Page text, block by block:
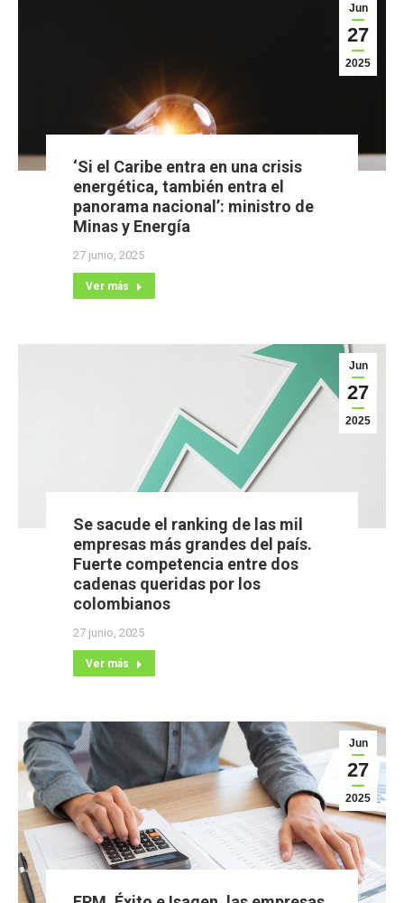
Jun
27
2025
‘Si el Caribe entra en una crisis
energética, también entra el
panorama nacional’: ministro de
Minas y Energía
27 junio, 2025
Ver más
Jun
27
2025
Se sacude el ranking de las mil
empresas más grandes del país.
Fuerte competencia entre dos
cadenas queridas por los
colombianos
27 junio, 2025
Ver más
Jun
27
2025